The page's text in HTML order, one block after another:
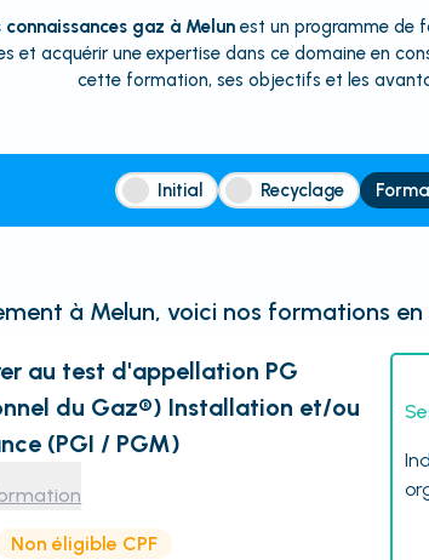
gaz à Melun est un programme de
et acquérir une expertise dans ce domaine en
cette formation, ses objectifs et les
Initial Recyclage
à Melun, voici nos formations en
au test d'appellation PG
du Gaz®) Installation et/ou
(PGI / PGM)
Non éligible CPF